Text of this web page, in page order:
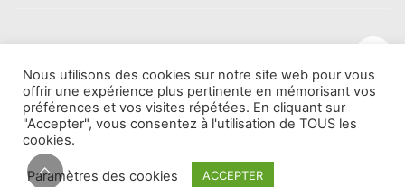
© Copyright 2025 | L'association Ville des Alpes de
l'Année |Protection des données
Nous utilisons des cookies sur notre site web pour vous
offrir une expérience plus pertinente en mémorisant vos
préférences et vos visites répétées. En cliquant sur
"Accepter", vous consentez à l'utilisation de TOUS les
cookies.
Paramètres des cookies ACCEPTER